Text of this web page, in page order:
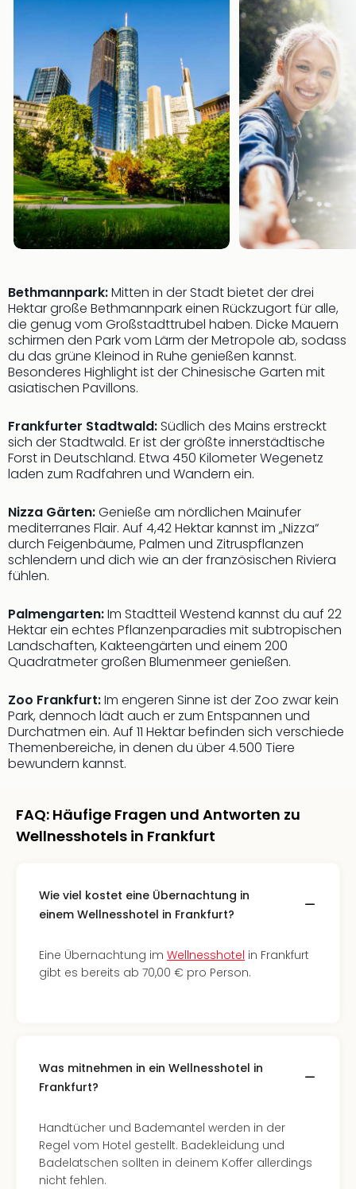
Bethmannpark:Mitten in der Stadt bietet der drei
Hektar große Bethmannpark einen Rückzugort für alle,
die genug vom Großstadttrubel haben. Dicke Mauern
schirmen den Park vom Lärm der Metropole ab, sodass
du das grüne Kleinod in Ruhe genießen kannst.
Besonderes Highlight ist der Chinesische Garten mit
asiatischen Pavillons.
Frankfurter Stadtwald:Südlich des Mains erstreckt
sich der Stadtwald. Er ist der größte innerstädtische
Forst in Deutschland. Etwa 450 Kilometer Wegenetz
laden zum Radfahren und Wandern ein.
Nizza Gärten:Genieße am nördlichen Mainufer
mediterranes Flair. Auf 4,42 Hektar kannst im „Nizza“
durch Feigenbäume, Palmen und Zitruspflanzen
schlendern und dich wie an der französischen Riviera
fühlen.
Palmengarten:Im Stadtteil Westend kannst du auf 22
Hektar ein echtes Pflanzenparadies mit subtropischen
Landschaften, Kakteengärten und einem 200
Quadratmeter großen Blumenmeer genießen.
Zoo Frankfurt:Im engeren Sinne ist der Zoo zwar kein
Park, dennoch lädt auch er zum Entspannen und
Durchatmen ein. Auf 11 Hektar befinden sich verschiede
Themenbereiche, in denen du über 4.500 Tiere
bewundern kannst.
FAQ: Häufige Fragen und Antworten zu
Wellnesshotels in Frankfurt
Wie viel kostet eine Übernachtung in
einem Wellnesshotel in Frankfurt?
Eine Übernachtung im Wellnesshotel in Frankfurt
gibt es bereits ab 70,00 € pro Person.
Was mitnehmen in ein Wellnesshotel in
Frankfurt?
Handtücher und Bademantel werden in der
Regel vom Hotel gestellt. Badekleidung und
Badelatschen sollten in deinem Koffer allerdings
nicht fehlen.